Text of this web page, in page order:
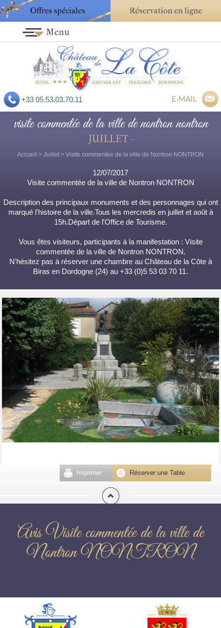
Offres spéciales Réservation en ligne
+33 05.53.03.70.11 E-MAIL
Menu
visite commentée de la ville de nontron nontron
JUILLET -
Accueil > Juillet > Visite commentée de la ville de Nontron NONTRON
12/07/2017
Visite commentée de la ville de Nontron NONTRON
Description des principaux monuments et des personnages qui ont
marqué l'histoire de la ville.Tous les mercredis en juillet et août à
15h.Départ de l'Office de Tourisme.
Vous êtes visiteurs, participants à la manifestation : Visite
commentée de la ville de Nontron NONTRON.
N'hésitez pas à réserver une chambre au Château de la Côte à
Biras en Dordogne (24) au +33 (0)5 53 03 70 11.
Réserver une Table
Imprimer
Avis Visite commentée de la ville de
Nontron NONTRON